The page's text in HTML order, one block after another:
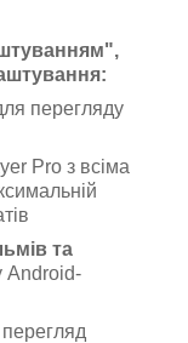
перегляду
Pro з всіма
та
Android-